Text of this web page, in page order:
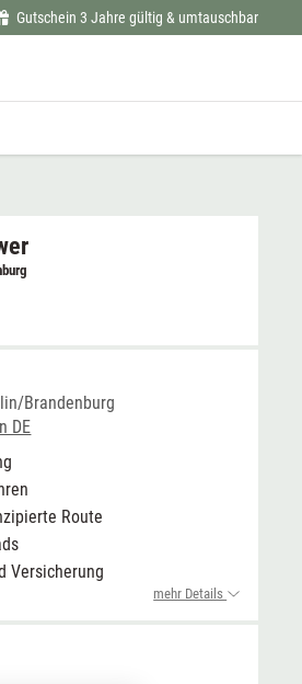
Gutschein 3 Jahre gültig & umtauschbar
Brandenburg
DE
Route
Versicherung
mehr Details